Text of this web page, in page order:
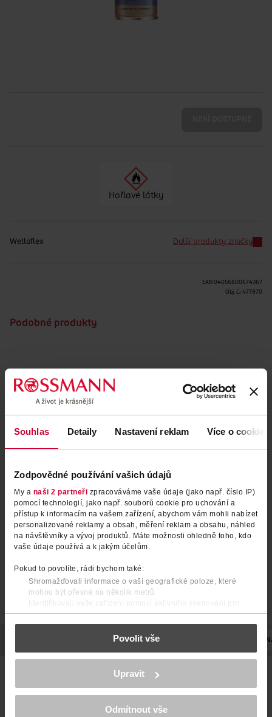
Souhlas Detaily Nastavení reklam Více o cookies
Zodpovědné používání vašich údajů
My a naši 2 partneři zpracováváme vaše údaje (jako např. číslo IP)
pomocí technologií, jako např. souborů cookie pro uchování a
přístup k informacím na vašem zařízení, abychom vám mohli nabízet
personalizované reklamy a obsah, měření reklam a obsahu, náhled
na návštěvníky a vývoj produktů. Máte možnosti ohledně toho, kdo
vaše údaje používá a k jakým účelům.
Pokud to povolíte, rádi bychom také:
Shromažďovali informace o vaší geografické poloze, které
mohou být přesné na několik metrů
Identifikovali vaše zařízení pomocí aktivního skenování pro
konkrétní charakteristiky (otisk prstu)
Zjistěte více o tom, jak zpracováváme vaše osobní údaje, a nastavte
části s podrobnostmi . Svůj souhlas můžete kdykoliv
K provozu stránek, personalizaci obsahu a reklam, funkcí sociálních
médií, analýze návštěvnosti, které mohou nést osobní údaje.
Více najdete vprohlášení o ochraně osobních údajů.
Děkujeme za pochopení. >více o cookies<
Povolit vše
Upravit
Odmítnout vše
Hořlavé látky
Wellaflex Další produkty značky
EAN 04056800674367
Obj. č.: 477970
Podobné produkty
Obsah se nám momentálně nedaří načíst, zkuste to prosím
Načíst znovu
SLOŽENÍ UPOZORNĚNÍ
Mějte své vlasy pod kontrolou. Lak na vlasy Wella
WELLAFLEX 2nd Day Volume Extra Strong Hold Hair Spray
24 hodin. Zároveň zachová vlasy jemné na dotek a